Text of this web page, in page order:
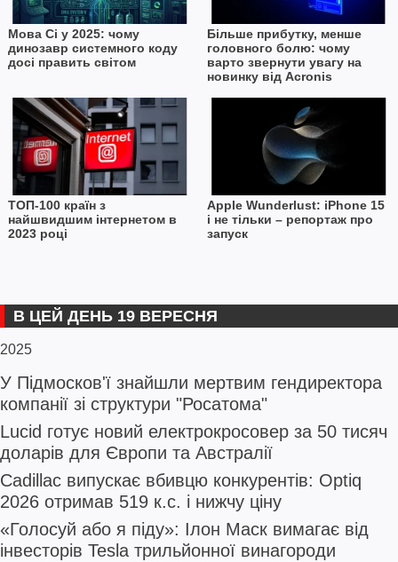
Мова Сі у 2025: чому
динозавр системного коду
досі править світом
Більше прибутку, менше
головного болю: чому
варто звернути увагу на
новинку від Acronis
ТОП-100 країн з
найшвидшим інтернетом в
2023 році
Apple Wunderlust: iPhone 15
і не тільки – репортаж про
запуск
В ЦЕЙ ДЕНЬ 19 ВЕРЕСНЯ
2025
У Підмосков'ї знайшли мертвим гендиректора
компанії зі структури "Росатома"
Lucid готує новий електрокросовер за 50 тисяч
доларів для Європи та Австралії
Cadillac випускає вбивцю конкурентів: Optiq
2026 отримав 519 к.с. і нижчу ціну
«Голосуй або я піду»: Ілон Маск вимагає від
інвесторів Tesla трильйонної винагороди